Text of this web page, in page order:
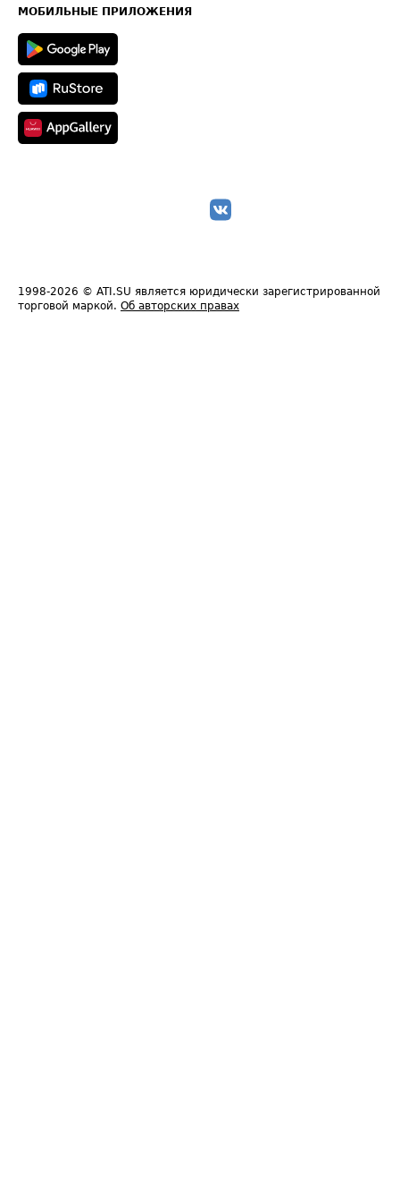
Техническая информация
МОБИЛЬНЫЕ ПРИЛОЖЕНИЯ
1998-2026 © ATI.SU является юридически зарегистрированной
торговой маркой. Об авторских правах